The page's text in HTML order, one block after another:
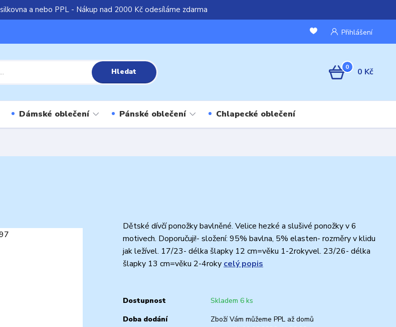
a nebo PPL - Nákup nad 2000 Kč odesíláme zdarma
Přihlášení
Hledat 0 0 Kč
Dámské oblečení Pánské oblečení Chlapecké oblečení
Dětské dívčí ponožky bavlněné. Velice hezké a slušivé ponožky v 6
motivech. Doporučuji!- složení: 95% bavlna, 5% elasten- rozměry v klidu
jak ležível. 17/23- délka šlapky 12 cm=věku 1-2rokyvel. 23/26- délka
šlapky 13 cm=věku 2-4roky celý popis
Dostupnost
Skladem 6 ks
Doba dodání
Zboží Vám můžeme PPL až domů